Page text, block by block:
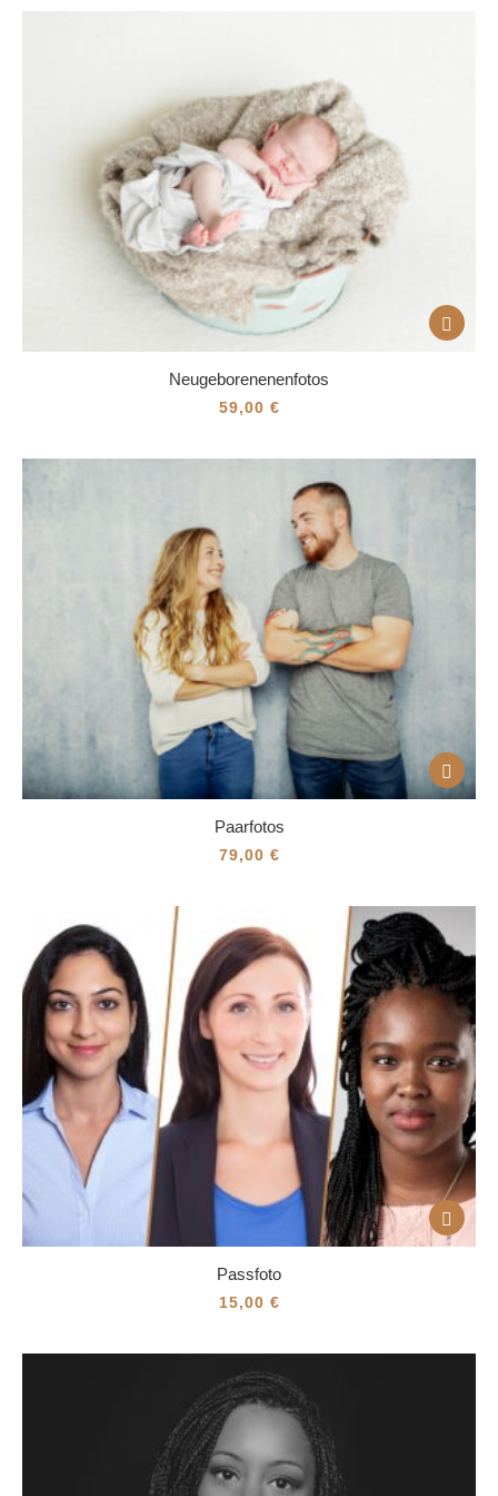
Neugeborenenenfotos
59,00 €
Paarfotos
79,00 €
Passfoto
15,00 €